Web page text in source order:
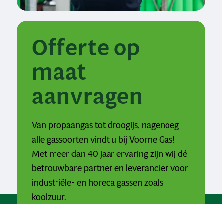
Offerte op
maat
aanvragen
Van propaangas tot droogijs, nagenoeg
alle gassoorten vindt u bij Voorne Gas!
Met meer dan 40 jaar ervaring zijn wij dé
betrouwbare partner en leverancier voor
industriële- en horeca gassen zoals
koolzuur.